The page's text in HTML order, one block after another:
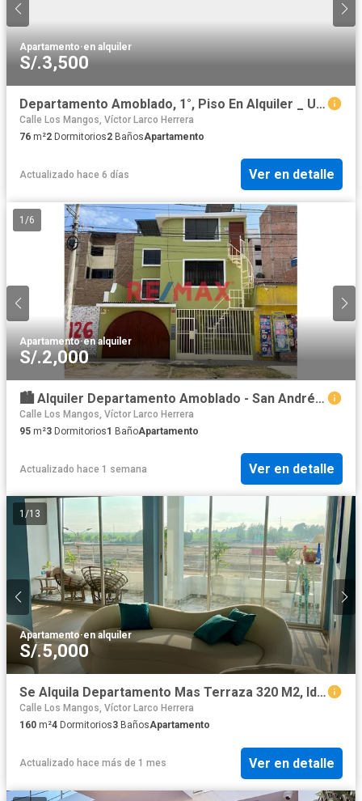
Apartamento·en alquiler
S/.3,500
Departamento Amoblado, 1°, Piso En Alquiler _ Urb. Upao 2
Calle Los Mangos, Víctor Larco Herrera
76 m²2 Dormitorios2 BañosApartamento
Actualizado hace 6 días Ver en detalle
1 /6
Apartamento·en alquiler
S/.2,000
🏙️ Alquiler Departamento Amoblado - San Andrés V Etapa 🏙️
Calle Los Mangos, Víctor Larco Herrera
95 m²3 Dormitorios1 BañoApartamento
Actualizado hace 1 semana Ver en detalle
1 /13
Apartamento·en alquiler
S/.5,000
Se Alquila Departamento Mas Terraza 320 M2, Ideal Para Empresa U Oficinas Administrativas, Frente Al Mall Plaza✨
Calle Los Mangos, Víctor Larco Herrera
160 m²4 Dormitorios3 BañosApartamento
Actualizado hace más de 1 mes Ver en detalle